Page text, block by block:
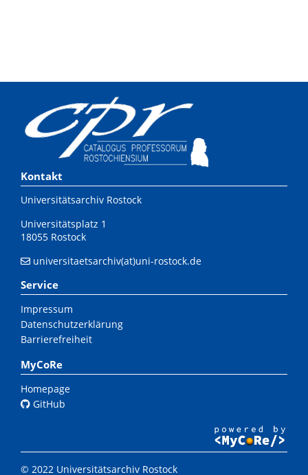
Kontakt
Universitätsarchiv Rostock
Universitätsplatz 1
18055 Rostock
universitaetsarchiv(at)uni-rostock.de
Service
Impressum
Datenschutzerklärung
Barrierefreiheit
MyCoRe
Homepage
GitHub
© 2022 Universitätsarchiv Rostock